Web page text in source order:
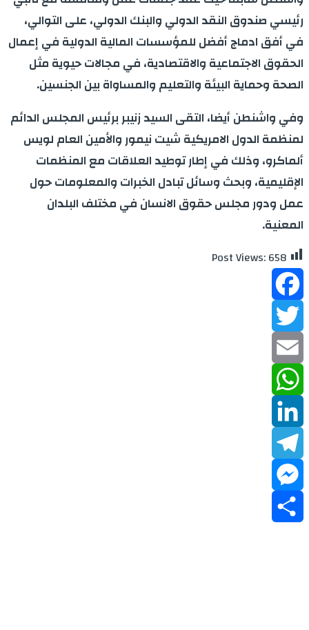
رئيسي صندوق النقد الدولي والبنك الدولي، على التوالي،
في أفق ادماج أفضل للمؤسسات المالية الدولية في إعمال
الحقوق الاجتماعية والاقتصادية، في مجالات حيوية مثل
الصحة وحماية البيئة والتعليم والمساواة بين الجنسين.
وفي واشنطن أيضا، التقى السيد زنيبر برئيس المجلس الدائم
لمنظمة الدول الامريكية شيت نيمور والأمين العام لويس
ألماكرو، وذلك في إطار توطيد العلاقات مع المنظمات
الإقليمية، وبحث وسائل تبادل الخبرات والمعلومات حول
عمل ودور مجلس حقوق الانسان في مختلف البلدان
المعنية.
Post Views:658
Facebook
Twitter
Email
WhatsApp
LinkedIn
Telegram
Messenger